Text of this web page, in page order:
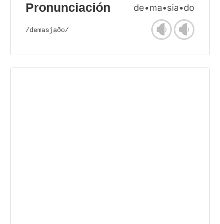
Pronunciación de•ma•sia•do
/demasjaðo/